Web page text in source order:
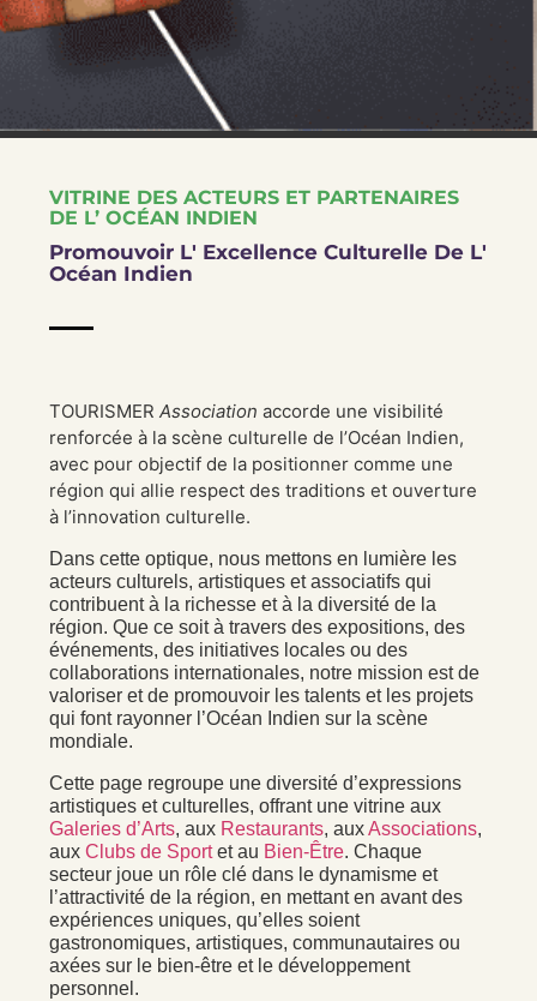
VITRINE DES ACTEURS ET PARTENAIRES
DE L’ OCÉAN INDIEN
Promouvoir L' Excellence Culturelle De L'
Océan Indien
TOURISMER Association accorde une visibilité
renforcée à la scène culturelle de l’Océan Indien,
avec pour objectif de la positionner comme une
région qui allie respect des traditions et ouverture
à l’innovation culturelle.
Dans cette optique, nous mettons en lumière les
acteurs culturels, artistiques et associatifs qui
contribuent à la richesse et à la diversité de la
région. Que ce soit à travers des expositions, des
événements, des initiatives locales ou des
collaborations internationales, notre mission est de
valoriser et de promouvoir les talents et les projets
qui font rayonner l’Océan Indien sur la scène
mondiale.
Cette page regroupe une diversité d’expressions
artistiques et culturelles, offrant une vitrine aux
Galeries d’Arts, aux Restaurants, auxAssociations,
aux Clubs de Sportet au Bien-Être. Chaque
secteur joue un rôle clé dans le dynamisme et
l’attractivité de la région, en mettant en avant des
expériences uniques, qu’elles soient
gastronomiques, artistiques, communautaires ou
axées sur le bien-être et le développement
personnel.